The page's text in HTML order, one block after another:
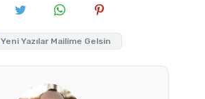
Yeni Yazılar Mailime Gelsin